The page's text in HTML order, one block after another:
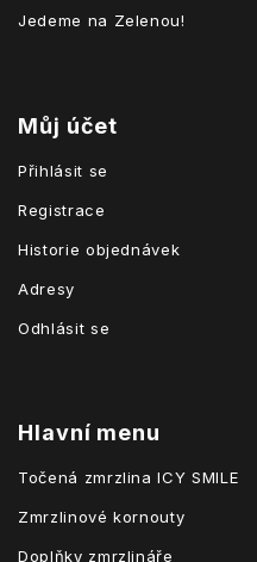
Jedeme na Zelenou!
Můj účet
Přihlásit se
Registrace
Historie objednávek
Adresy
Odhlásit se
Hlavní menu
Točená zmrzlina ICY SMILE
Zmrzlinové kornouty
Doplňky zmrzlináře